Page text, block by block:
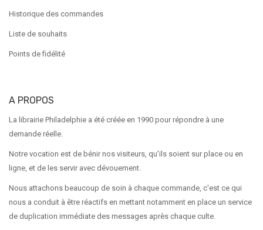
Historique des commandes
Liste de souhaits
Points de fidélité
A PROPOS
La librairie Philadelphie a été créée en 1990 pour répondre à une
demande réelle.
Notre vocation est de bénir nos visiteurs, qu'ils soient sur place ou en
ligne, et de les servir avec dévouement.
Nous attachons beaucoup de soin à chaque commande, c'est ce qui
nous a conduit à être réactifs en mettant notamment en place un service
de duplication immédiate des messages après chaque culte.